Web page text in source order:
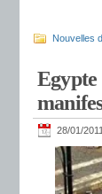
Nouvelles
Egypte
28/01/2011